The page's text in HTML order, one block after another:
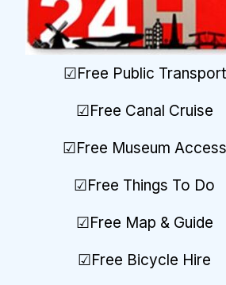
☑Free Public Transport
☑Free Canal Cruise
☑Free Museum Access
☑Free Things To Do
☑Free Map & Guide
☑Free Bicycle Hire